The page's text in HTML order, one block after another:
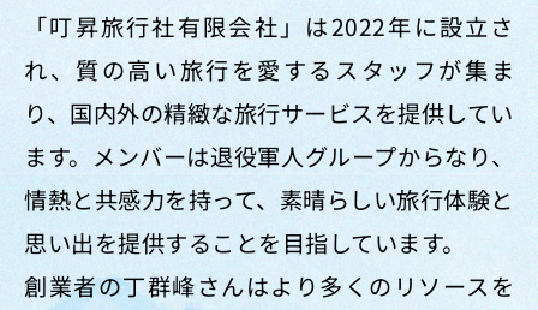
「叮昇旅行社有限会社」は2022年に設立さ
れ、質の高い旅行を愛するスタッフが集ま
り、国内外の精緻な旅行サービスを提供してい
ます。メンバーは退役軍人グループからなり、
情熱と共感力を持って、素晴らしい旅行体験と
思い出を提供することを目指しています。
創業者の丁群峰さんはより多くのリソースを